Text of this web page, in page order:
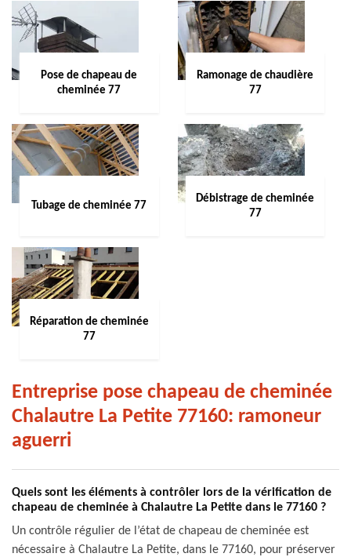
Pose de chapeau de
cheminée 77
Ramonage de chaudière
77
Tubage de cheminée 77
Débistrage de cheminée
77
Réparation de cheminée
77
Entreprise pose chapeau de cheminée
Chalautre La Petite 77160: ramoneur
aguerri
Quels sont les éléments à contrôler lors de la vérification de
chapeau de cheminée à Chalautre La Petite dans le 77160 ?
Un contrôle régulier de l’état de chapeau de cheminée est
nécessaire à Chalautre La Petite, dans le 77160, pour préserver